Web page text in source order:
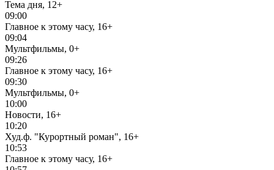
Тема дня, 12+
09:00
Главное к этому часу, 16+
09:04
Мультфильмы, 0+
09:26
Главное к этому часу, 16+
09:30
Мультфильмы, 0+
10:00
Новости, 16+
10:20
Худ.ф. "Курортный роман", 16+
10:53
Главное к этому часу, 16+